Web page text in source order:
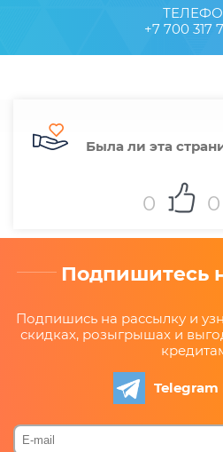
+7 700 317
Была ли эта
0 0
Подпишитесь
Подпишись на рассылку и
скидках, розыгрышах и
Telegram